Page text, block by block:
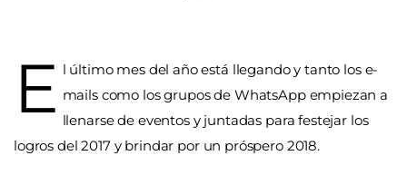
E l último mes del año está llegando y tanto los e-
mails como los grupos de WhatsApp empiezan a
llenarse de eventos y juntadas para festejar los
logros del 2017 y brindar por un próspero 2018.